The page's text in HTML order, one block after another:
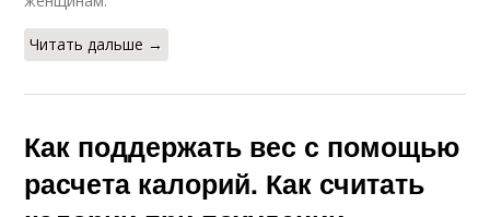
Читать дальше →
Как поддержать вес с помощью
расчета калорий. Как считать